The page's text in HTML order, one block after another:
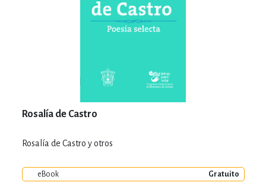
Rosalía de Castro
Rosalía de Castro y otros
eBook Gratuito